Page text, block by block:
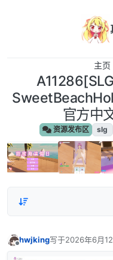
主页
官方中
资源发布区 slg
hwjking写于2026年6月
最后由 编辑